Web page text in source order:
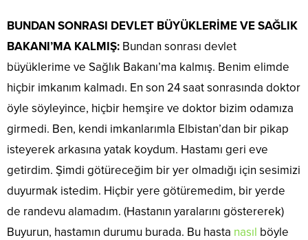
BUNDAN SONRASI DEVLET BÜYÜKLERİME VE SAĞLIK
BAKANI’MA KALMIŞ: Bundan sonrası devlet
büyüklerime ve Sağlık Bakanı’ma kalmış. Benim elimde
hiçbir imkanım kalmadı. En son 24 saat sonrasında doktor
öyle söyleyince, hiçbir hemşire ve doktor bizim odamıza
girmedi. Ben, kendi imkanlarımla Elbistan’dan bir pikap
isteyerek arkasına yatak koydum. Hastamı geri eve
getirdim. Şimdi götüreceğim bir yer olmadığı için sesimizi
duyurmak istedim. Hiçbir yere götüremedim, bir yerde
de randevu alamadım. (Hastanın yaralarını göstererek)
Buyurun, hastamın durumu burada. Bu hasta nasıl böyle